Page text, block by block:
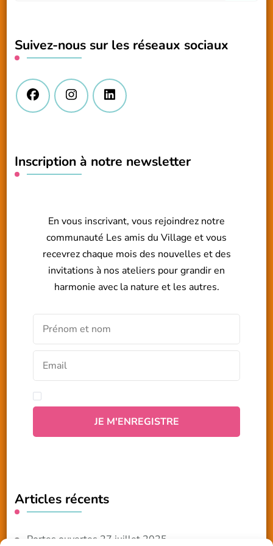
?
Suivez-nous sur les réseaux sociaux
Inscription à notre newsletter
En vous inscrivant, vous rejoindrez notre
communauté Les amis du Village et vous
recevrez chaque mois des nouvelles et des
invitations à nos ateliers pour grandir en
harmonie avec la nature et les autres.
Articles récents
Portes ouvertes 27 juillet 2025